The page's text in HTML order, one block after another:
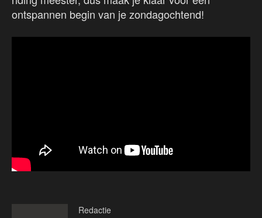
ontspannen begin van je zondagochtend!
Redactie